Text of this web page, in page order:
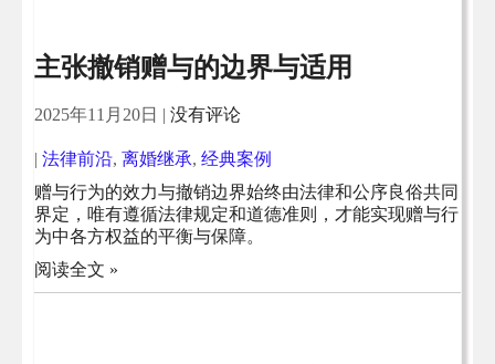
主张撤销赠与的边界与适用
2025年11月20日 | 没有评论
| 法律前沿, 离婚继承, 经典案例
赠与行为的效力与撤销边界始终由法律和公序良俗共同
界定，唯有遵循法律规定和道德准则，才能实现赠与行
为中各方权益的平衡与保障。
阅读全文 »